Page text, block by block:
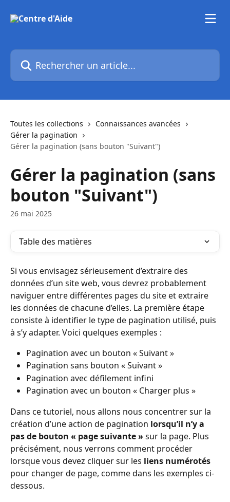
Rechercher un article...
Toutes les collections
Connaissances avancées
Gérer la pagination
Gérer la pagination (sans bouton "Suivant")
Gérer la pagination (sans
bouton "Suivant")
26 mai 2025
Table des matières
Si vous envisagez sérieusement d’extraire des
données d’un site web, vous devrez probablement
naviguer entre différentes pages du site et extraire
les données de chacune d’elles. La première étape
consiste à identifier le type de pagination utilisé, puis
à s’y adapter. Voici quelques exemples :
Pagination avec un bouton « Suivant »
Pagination sans bouton « Suivant »
Pagination avec défilement infini
Pagination avec un bouton « Charger plus »
Dans ce tutoriel, nous allons nous concentrer sur la
création d’une action de pagination lorsqu’il n’y a
pas de bouton « page suivante » sur la page. Plus
précisément, nous verrons comment procéder
lorsque vous devez cliquer sur les liens numérotés
pour changer de page, comme dans les exemples ci-
dessous.